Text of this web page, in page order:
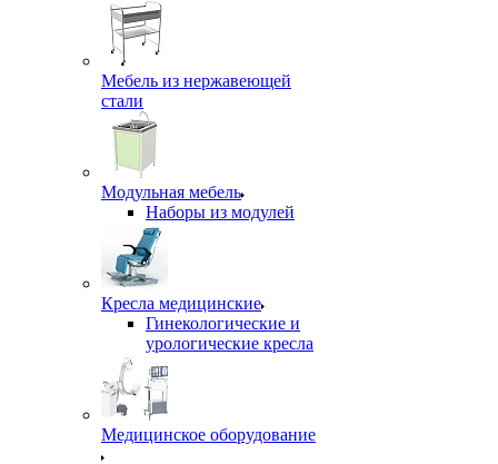
Мебель из нержавеющей
стали
Модульная мебель
Наборы из модулей
Кресла медицинские
Гинекологические и
урологические кресла
Медицинское оборудование